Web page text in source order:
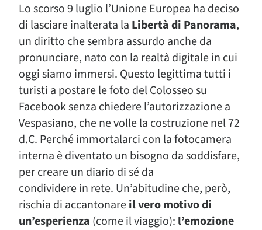
Lo scorso 9 luglio l’Unione Europea ha deciso
di lasciare inalterata la Libertà di Panorama,
un diritto che sembra assurdo anche da
pronunciare, nato con la realtà digitale in cui
oggi siamo immersi. Questo legittima tutti i
turisti a postare le foto del Colosseo su
Facebook senza chiedere l’autorizzazione a
Vespasiano, che ne volle la costruzione nel 72
d.C. Perché immortalarci con la fotocamera
interna è diventato un bisogno da soddisfare,
per creare un diario di sé da
condividere in rete. Un’abitudine che, però,
rischia di accantonareil vero motivo di
un’esperienza (come il viaggio): l’emozione